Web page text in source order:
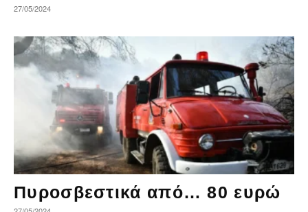
27/05/2024
Πυροσβεστικά από… 80 ευρώ